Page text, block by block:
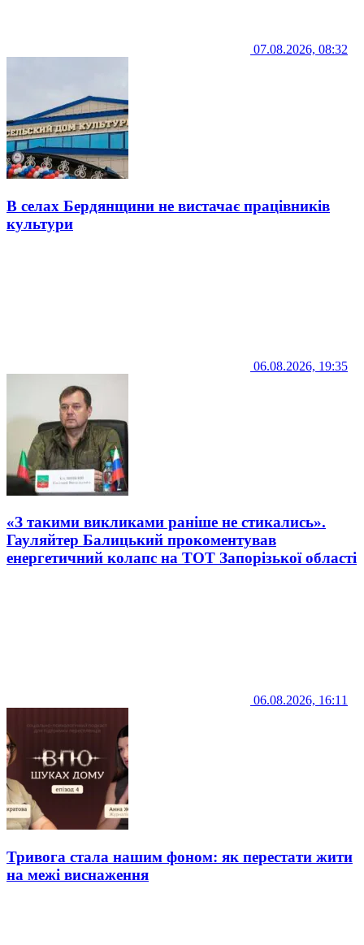
07.08.2026, 08:32
В селах Бердянщини не вистачає працівників
культури
06.08.2026, 19:35
«З такими викликами раніше не стикались».
Гауляйтер Балицький прокоментував
енергетичний колапс на ТОТ Запорізької області
06.08.2026, 16:11
Тривога стала нашим фоном: як перестати жити
на межі виснаження